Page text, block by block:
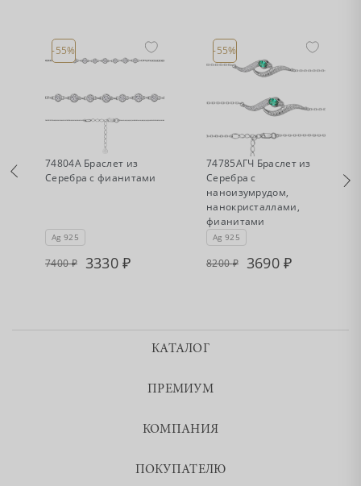
-55%
Есть в наличии
74804А Браслет из
Серебра с фианитами
Ag 925
7400 3330
-55%
Есть в наличии
74785АГЧ Браслет из
Серебра с
наноизумрудом,
нанокристаллами,
фианитами
Ag 925
8200 3690
КАТАЛОГ
ПРЕМИУМ
КОМПАНИЯ
ПОКУПАТЕЛЮ